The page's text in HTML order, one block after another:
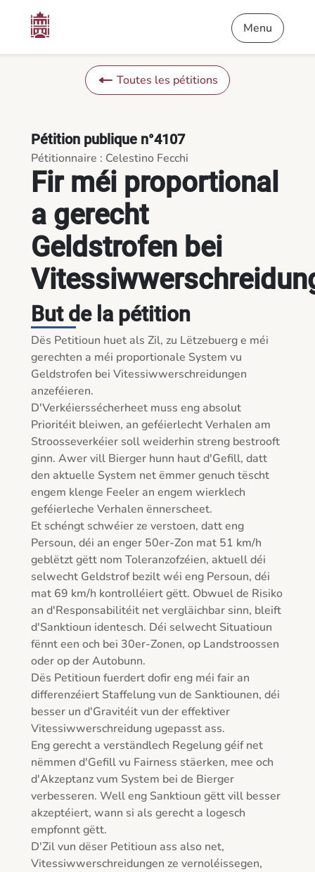
Fir méi proportional a gerecht Geldstrofen bei
Menu
Toutes les pétitions
Fir méi proportional
a gerecht
Geldstrofen bei
Pétition publique n°4107
Pétitionnaire : Celestino Fecchi
But de la pétition
Dës Petitioun huet als Zil, zu Lëtzebuerg e méi
gerechten a méi proportionale System vu
Geldstrofen bei Vitessiwwerschreidungen
anzeféieren.
D'Verkéierssécherheet muss eng absolut
Prioritéit bleiwen, an geféierlecht Verhalen am
Stroosseverkéier soll weiderhin streng bestrooft
ginn. Awer vill Bierger hunn haut d'Gefill, datt
den aktuelle System net ëmmer genuch tëscht
engem klenge Feeler an engem wierklech
geféierleche Verhalen ënnerscheet.
Et schéngt schwéier ze verstoen, datt eng
Persoun, déi an enger 50er-Zon mat 51 km/h
geblëtzt gëtt nom Toleranzofzéien, aktuell déi
selwecht Geldstrof bezilt wéi eng Persoun, déi
mat 69 km/h kontrolléiert gëtt. Obwuel de Risiko
an d'Responsabilitéit net vergläichbar sinn, bleift
d'Sanktioun identesch. Déi selwecht Situatioun
fënnt een och bei 30er-Zonen, op Landstroossen
oder op der Autobunn.
Dës Petitioun fuerdert dofir eng méi fair an
differenzéiert Staffelung vun de Sanktiounen, déi
besser un d'Gravitéit vun der effektiver
Vitessiwwerschreidung ugepasst ass.
Eng gerecht a verständlech Regelung géif net
nëmmen d'Gefill vu Fairness stäerken, mee och
d'Akzeptanz vum System bei de Bierger
verbesseren. Well eng Sanktioun gëtt vill besser
akzeptéiert, wann si als gerecht a logesch
empfonnt gëtt.
D'Zil vun dëser Petitioun ass also net,
Vitessiwwerschreidungen ze vernoléissegen,